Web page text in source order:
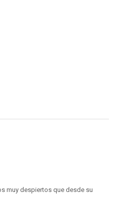
muy despiertos que desde su